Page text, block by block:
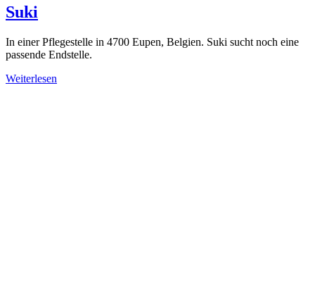
Suki
In einer Pflegestelle in 4700 Eupen, Belgien. Suki sucht noch eine
passende Endstelle.
Weiterlesen